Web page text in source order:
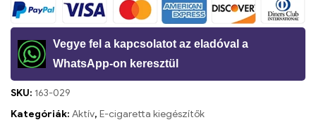
Vegye fel a kapcsolatot az eladóval a
WhatsApp-on keresztül
SKU: 163-029
Kategóriák: Aktív, E-cigaretta kiegészítők